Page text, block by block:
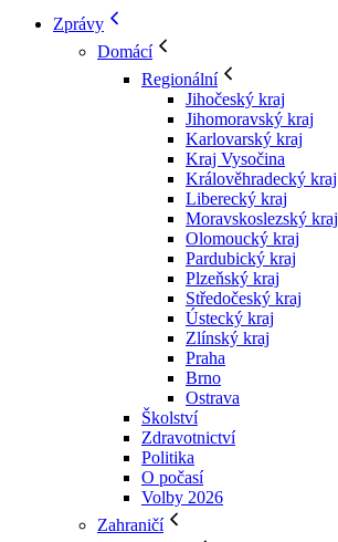
Zprávy
Domácí
Regionální
Jihočeský kraj
Jihomoravský kraj
Karlovarský kraj
Kraj Vysočina
Králověhradecký kraj
Liberecký kraj
Moravskoslezský kraj
Olomoucký kraj
Pardubický kraj
Plzeňský kraj
Středočeský kraj
Ústecký kraj
Zlínský kraj
Praha
Brno
Ostrava
Školství
Zdravotnictví
Politika
O počasí
Volby 2026
Zahraničí